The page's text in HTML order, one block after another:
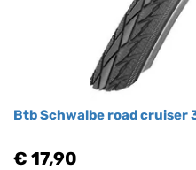
Btb Schwalbe road cruiser
€ 17,90